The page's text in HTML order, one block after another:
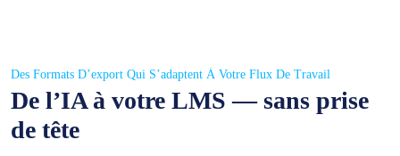
Des Formats D’export Qui S’adaptent À Votre Flux De Travail
De l’IA à votre LMS — sans prise
de tête